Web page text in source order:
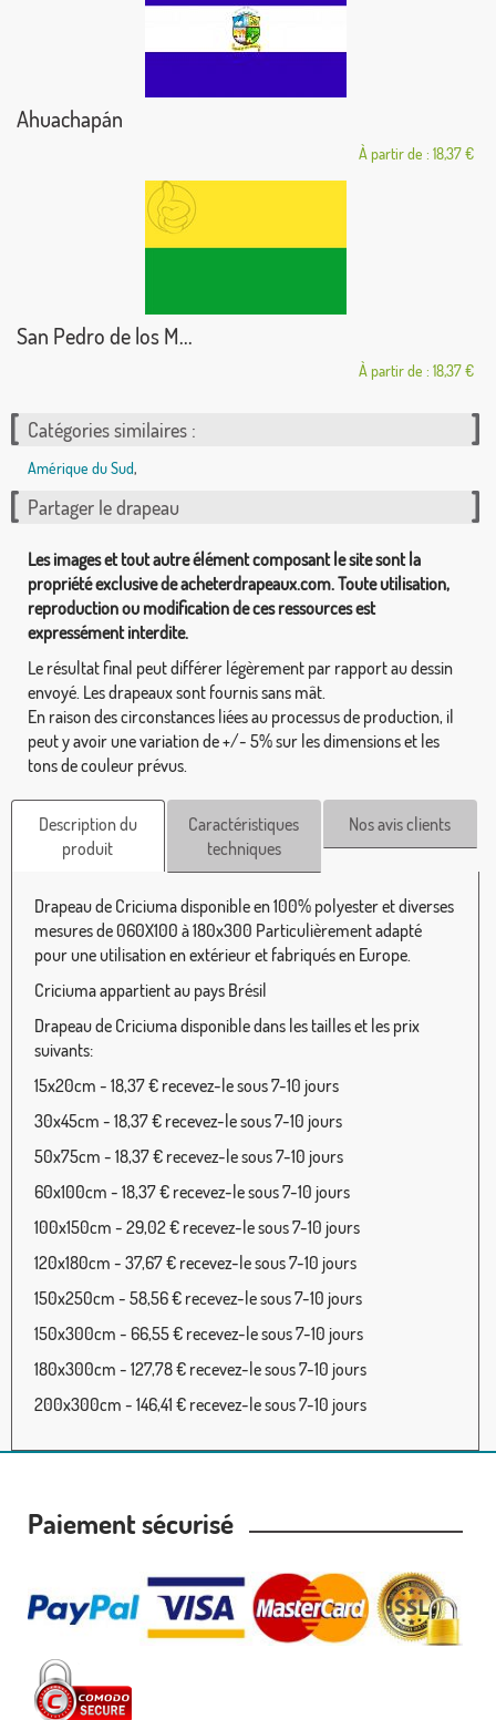
Ahuachapán
À partir de : 18,37 €
San Pedro de los M...
À partir de : 18,37 €
Catégories similaires :
Amérique du Sud,
Partager le drapeau
Les images et tout autre élément composant le site sont la
propriété exclusive de acheterdrapeaux.com. Toute utilisation,
reproduction ou modification de ces ressources est
expressément interdite.
Le résultat final peut différer légèrement par rapport au dessin
envoyé. Les drapeaux sont fournis sans mât.
En raison des circonstances liées au processus de production, il
peut y avoir une variation de +/- 5% sur les dimensions et les
tons de couleur prévus.
Description du
produit
Caractéristiques
techniques
Nos avis clients
Drapeau de Criciuma disponible en 100% polyester et diverses
mesures de 060X100 à 180x300 Particulièrement adapté
pour une utilisation en extérieur et fabriqués en Europe.
Criciuma appartient au pays Brésil
Drapeau de Criciuma disponible dans les tailles et les prix
suivants:
15x20cm - 18,37 € recevez-le sous 7-10 jours
30x45cm - 18,37 € recevez-le sous 7-10 jours
50x75cm - 18,37 € recevez-le sous 7-10 jours
60x100cm - 18,37 € recevez-le sous 7-10 jours
100x150cm - 29,02 € recevez-le sous 7-10 jours
120x180cm - 37,67 € recevez-le sous 7-10 jours
150x250cm - 58,56 € recevez-le sous 7-10 jours
150x300cm - 66,55 € recevez-le sous 7-10 jours
180x300cm - 127,78 € recevez-le sous 7-10 jours
200x300cm - 146,41 € recevez-le sous 7-10 jours
Paiement sécurisé